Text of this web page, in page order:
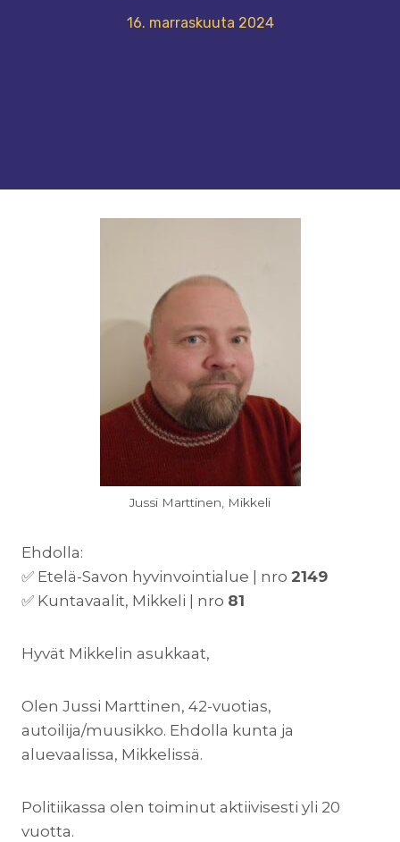
16. marraskuuta 2024
Jussi Marttinen, Mikkeli
Ehdolla:
✅ Etelä-Savon hyvinvointialue | nro 2149
✅ Kuntavaalit, Mikkeli | nro 81
Hyvät Mikkelin asukkaat,
Olen Jussi Marttinen, 42-vuotias,
autoilija/muusikko. Ehdolla kunta ja
aluevaalissa, Mikkelissä.
Politiikassa olen toiminut aktiivisesti yli 20
vuotta.